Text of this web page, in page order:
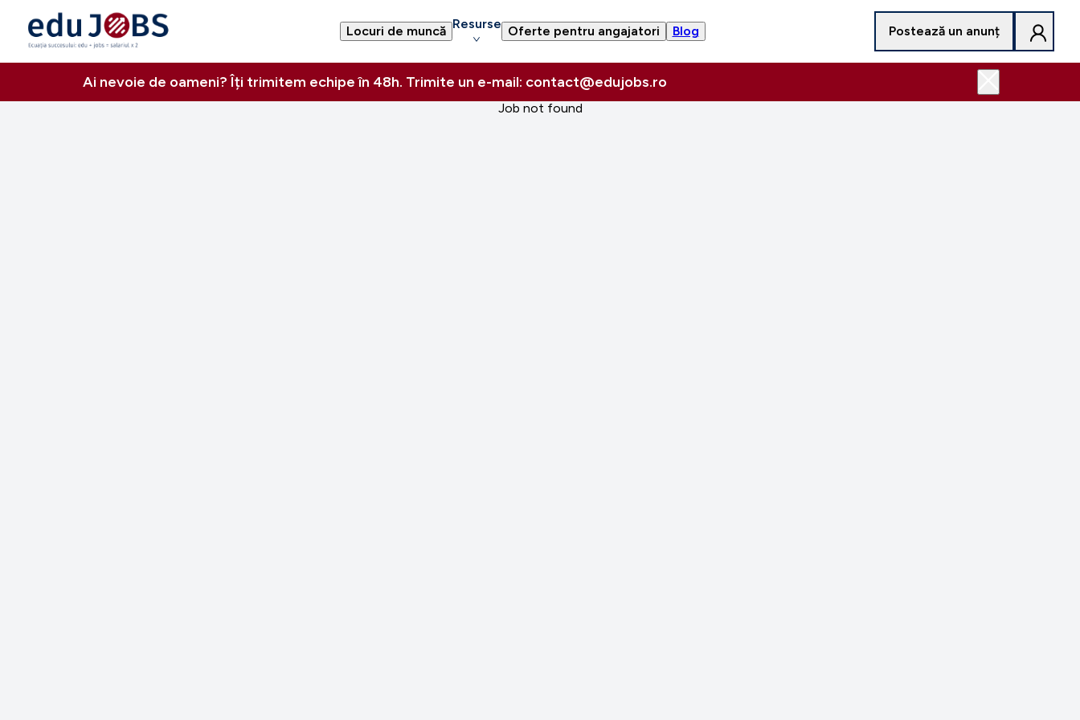
Locuri de muncă Resurse Oferte pentru angajatori Blog Postează un anunț
Ai nevoie de oameni? Îți trimitem echipe în 48h. Trimite un e-mail: contact@edujobs.ro
Job not found